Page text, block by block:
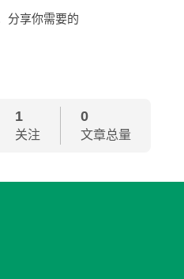
分享你需要的
1
关注
0
文章总量